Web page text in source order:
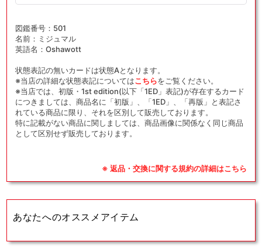
図鑑番号：501
名前：ミジュマル
英語名：Oshawott
状態表記の無いカードは状態Aとなります。
※当店の詳細な状態表記についてはこちらをご覧ください。
※当店では、初版・1st edition(以下「1ED」表記)が存在するカード
につきましては、商品名に「初版」、「1ED」、「再版」と表記さ
れている商品に限り、それを区別して販売しております。
特に記載がない商品に関しましては、商品画像に関係なく同じ商品
として区別せず販売しております。
※ 返品・交換に関する規約の詳細はこちら
あなたへのオススメアイテム